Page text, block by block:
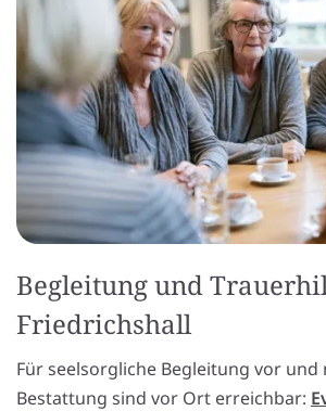
Begleitung und
Friedrichshall
Für seelsorgliche Begleitung vor und
Bestattung sind vor Ort erreichbar: